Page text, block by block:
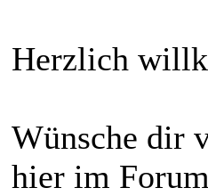
Herzlich
Wünsche dir
hier im